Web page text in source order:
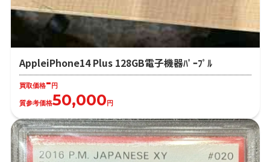
AppleiPhone14 Plus 128GB電子機器ﾊﾟｰﾌﾟﾙ
買取価格-円
質参考価格50,000円